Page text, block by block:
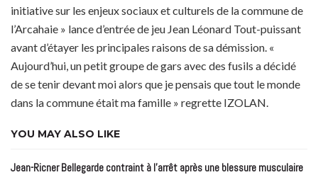
initiative sur les enjeux sociaux et culturels de la commune de
l’Arcahaie » lance d’entrée de jeu Jean Léonard Tout-puissant
avant d’étayer les principales raisons de sa démission. «
Aujourd’hui, un petit groupe de gars avec des fusils a décidé
de se tenir devant moi alors que je pensais que tout le monde
dans la commune était ma famille » regrette IZOLAN.
YOU MAY ALSO LIKE
Jean-Ricner Bellegarde contraint à l’arrêt après une blessure musculaire